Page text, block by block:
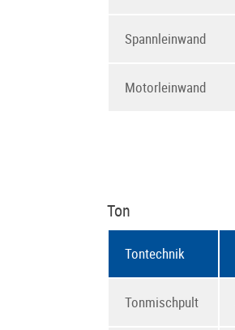
Spannleinwand
Motorleinwand
Ton
Tontechnik
Tonmischpult